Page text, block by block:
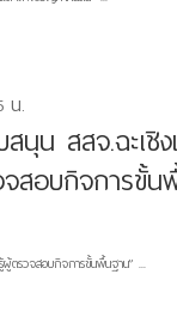
น.
น สสจ.ฉะเชิง
จสอบกิจการขั้
ผู้ตรวจสอบกิจการขั้นพื้นฐาน” ...